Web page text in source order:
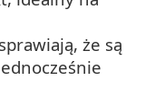
że są